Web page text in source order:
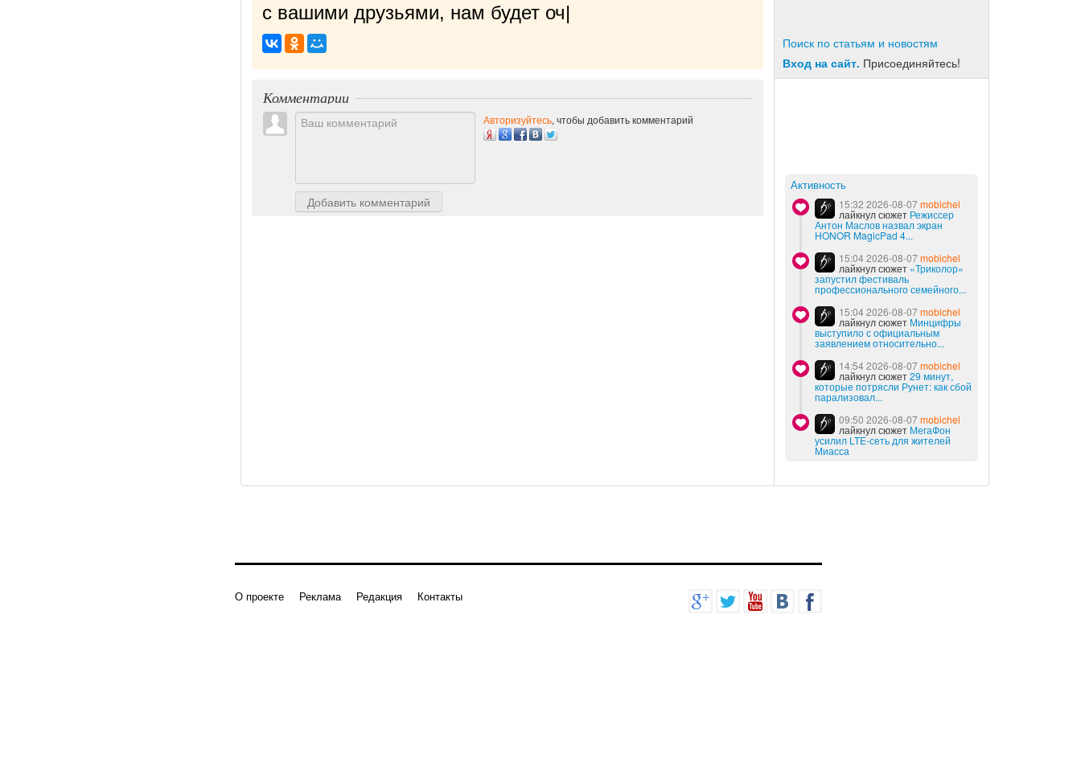
с вашими друзьями, нам будет очень приятно!
Комментарии
Добавить комментарий
Авторизуйтесь, чтобы добавить комментарий
Поиск по статьям и новостям
Вход на сайт. Присоединяйтесь!
Активность
15:32 2026-08-07mobichel
лайкнул сюжет Режиссер
Антон Маслов назвал экран
HONOR MagicPad 4...
15:04 2026-08-07mobichel
лайкнул сюжет «Триколор»
запустил фестиваль
профессионального семейного...
15:04 2026-08-07mobichel
лайкнул сюжет Минцифры
выступило с официальным
заявлением относительно...
14:54 2026-08-07mobichel
лайкнул сюжет29 минут,
которые потрясли Рунет: как сбой
парализовал...
09:50 2026-08-07mobichel
лайкнул сюжет МегаФон
усилил LTE-сеть для жителей
Миасса
О проекте Реклама Редакция Контакты